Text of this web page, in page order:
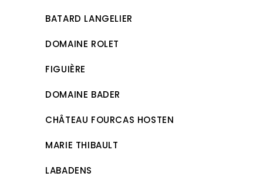
BATARD LANGELIER
DOMAINE ROLET
FIGUIÈRE
DOMAINE BADER
CHÂTEAU FOURCAS HOSTEN
MARIE THIBAULT
LABADENS